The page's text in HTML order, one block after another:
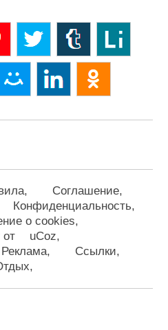
Соглашение
Конфиденциальность
о cookies
от
uCoz
Реклама
Ссылки